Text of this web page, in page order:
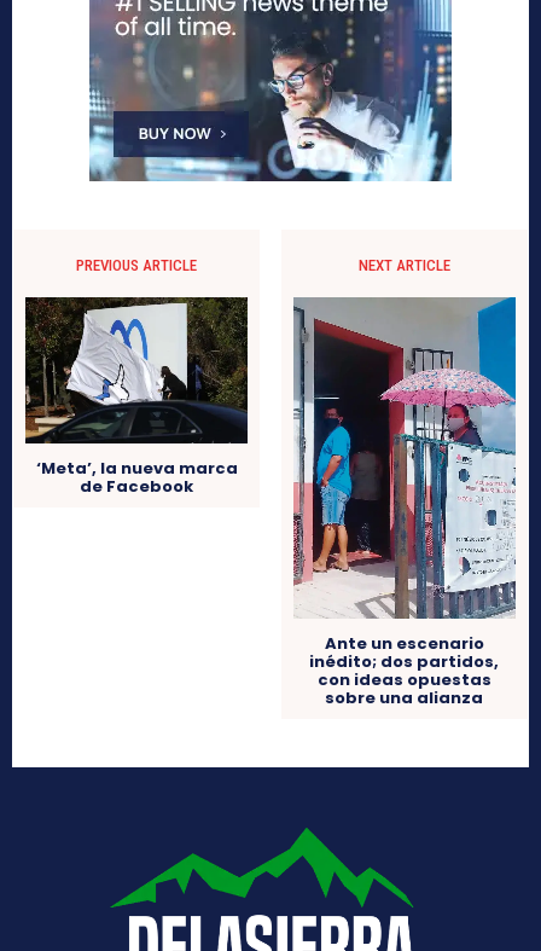
PREVIOUS ARTICLE
‘Meta’, la nueva marca
de Facebook
NEXT ARTICLE
Ante un escenario
inédito; dos partidos,
con ideas opuestas
sobre una alianza